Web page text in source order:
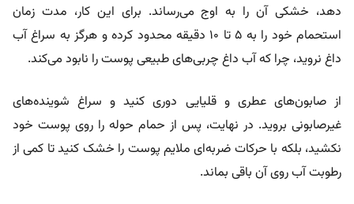
دهد، خشکی آن را به اوج می‌رساند. برای این کار، مدت زمان
استحمام خود را به ۵ تا ۱۰ دقیقه محدود کرده و هرگز به سراغ آب
داغ نروید، چرا که آب داغ چربی‌های طبیعی پوست را نابود می‌کند.
از صابون‌های عطری و قلیایی دوری کنید و سراغ شوینده‌های
غیرصابونی بروید. در نهایت، پس از حمام حوله را روی پوست خود
نکشید، بلکه با حرکات ضربه‌ای ملایم پوست را خشک کنید تا کمی از
رطوبت آب روی آن باقی بماند.